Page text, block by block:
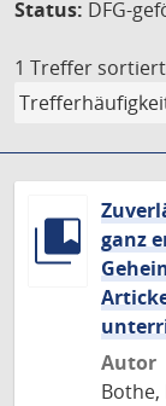
Status: DFG-
1 Treffer
ganz
Autor
Bothe,